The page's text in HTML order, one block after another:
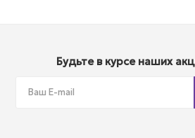
Будьте в курсе наших